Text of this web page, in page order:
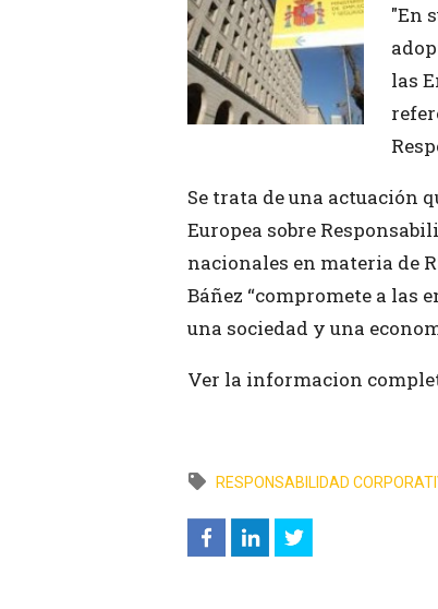
"En
las
Se trata de una actuación
Europea sobre
nacionales en materia de
Báñez “compromete a las
una sociedad y una
Ver la informacion
RESPONSABILIDAD